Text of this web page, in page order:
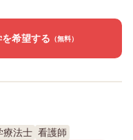
を希望する （無料）
療法士 看護師